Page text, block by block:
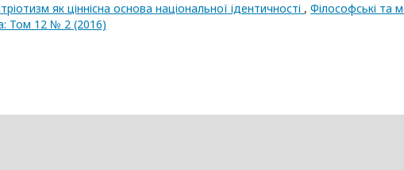
як ціннісна основа національної ідентичності , Філософські та
Том 12 № 2 (2016)